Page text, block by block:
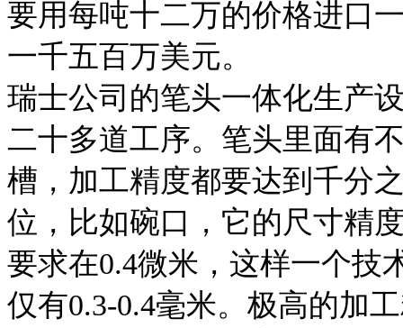
要用每吨十二万的价格进口
一千五百万美元。
瑞士公司的笔头一体化生产
二十多道工序。笔头里面有
槽，加工精度都要达到千分
位，比如碗口，它的尺寸精
要求在0.4微米，这样一个技
仅有0.3-0.4毫米。极高的加